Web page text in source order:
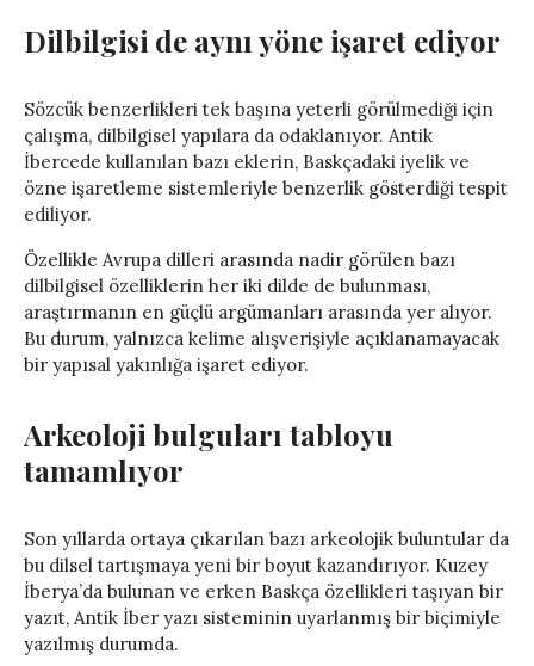
Dilbilgisi de aynı yöne işaret ediyor
Sözcük benzerlikleri tek başına yeterli görülmediği için
çalışma, dilbilgisel yapılara da odaklanıyor. Antik
İbercede kullanılan bazı eklerin, Baskçadaki iyelik ve
özne işaretleme sistemleriyle benzerlik gösterdiği tespit
ediliyor.
Özellikle Avrupa dilleri arasında nadir görülen bazı
dilbilgisel özelliklerin her iki dilde de bulunması,
araştırmanın en güçlü argümanları arasında yer alıyor.
Bu durum, yalnızca kelime alışverişiyle açıklanamayacak
bir yapısal yakınlığa işaret ediyor.
Arkeoloji bulguları tabloyu
tamamlıyor
Son yıllarda ortaya çıkarılan bazı arkeolojik buluntular da
bu dilsel tartışmaya yeni bir boyut kazandırıyor. Kuzey
İberya’da bulunan ve erken Baskça özellikleri taşıyan bir
yazıt, Antik İber yazı sisteminin uyarlanmış bir biçimiyle
yazılmış durumda.